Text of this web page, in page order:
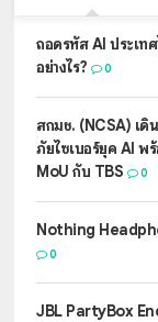
ถอดรหัส AI ประเท
อย่างไร?
0
สกมช. (NCSA) เดิ
ภัยไซเบอร์ยุค AI พ
MoU กับ TBS
0
Nothing
0
JBL PartyBox